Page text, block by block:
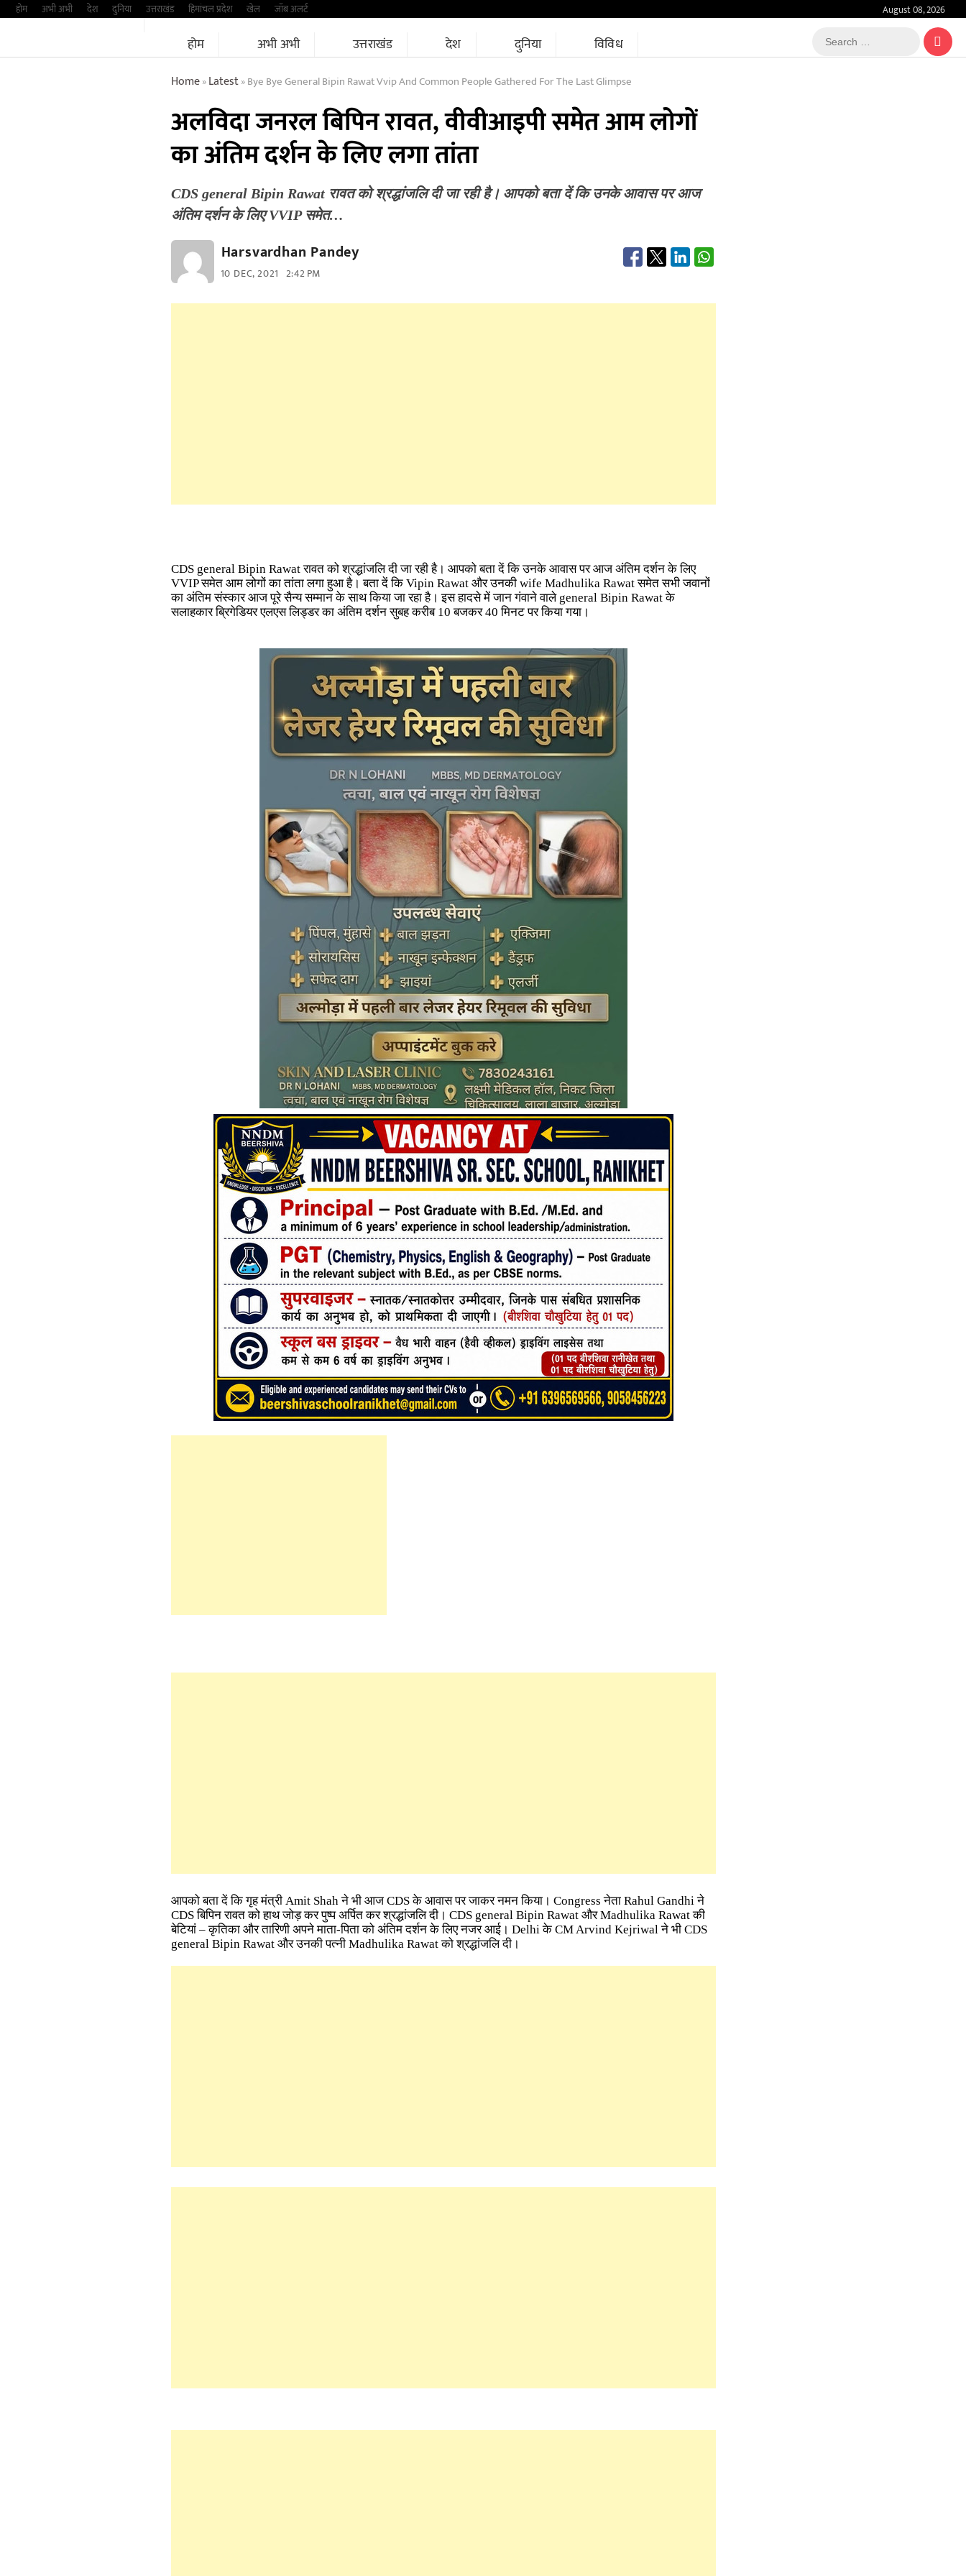
Skipहोम अभी अभी देश दुनिया उत्तराखंड हिमांचल प्रदेश खेल जॉब अलर्ट August 08, 2026
होम अभी अभी उत्तराखंड देश दुनिया विविध
Search
…
Home»Latest»Bye Bye General Bipin Rawat Vvip And Common People Gathered For The Last Glimpse
अलविदा जनरल बिपिन रावत, वीवीआइपी समेत आम लोगों
का अंतिम दर्शन के लिए लगा तांता
CDS general Bipin Rawat रावत को श्रद्धांजलि दी जा रही है। आपको बता दें कि उनके आवास पर आज
अंतिम दर्शन के लिए VVIP समेत…
Harsvardhan Pandey
10 DEC, 2021 2:42 PM
CDS general Bipin Rawat रावत को श्रद्धांजलि दी जा रही है। आपको बता दें कि उनके आवास पर आज अंतिम दर्शन के लिए
VVIP समेत आम लोगों का तांता लगा हुआ है। बता दें कि Vipin Rawat और उनकी wife Madhulika Rawat समेत सभी जवानों
का अंतिम संस्कार आज पूरे सैन्य सम्मान के साथ किया जा रहा है। इस हादसे में जान गंवाने वाले general Bipin Rawat के
सलाहकार ब्रिगेडियर एलएस लिड्डर का अंतिम दर्शन सुबह करीब 10 बजकर 40 मिनट पर किया गया।
आपको बता दें कि गृह मंत्री Amit Shah ने भी आज CDS के आवास पर जाकर नमन किया। Congress नेता Rahul Gandhi ने
CDS बिपिन रावत को हाथ जोड़ कर पुष्प अर्पित कर श्रद्धांजलि दी। CDS general Bipin Rawat और Madhulika Rawat की
बेटियां – कृतिका और तारिणी अपने माता-पिता को अंतिम दर्शन के लिए नजर आई। Delhi के CM Arvind Kejriwal ने भी CDS
general Bipin Rawat और उनकी पत्नी Madhulika Rawat को श्रद्धांजलि दी।